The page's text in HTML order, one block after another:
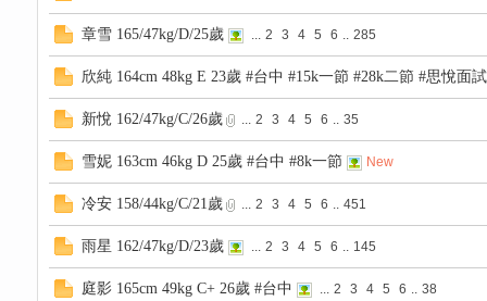
章雪 165/47kg/D/25歲 ... 2 3 4 5 6 .. 285
欣純 164cm 48kg E 23歲 #台中 #15k一節 #28k二節 #思悅面試
新悅 162/47kg/C/26歲 ... 2 3 4 5 6 .. 35
雪妮 163cm 46kg D 25歲 #台中 #8k一節 New
冷安 158/44kg/C/21歲 ... 2 3 4 5 6 .. 451
雨星 162/47kg/D/23歲 ... 2 3 4 5 6 .. 145
庭影 165cm 49kg C+ 26歲 #台中 ... 2 3 4 5 6 .. 38